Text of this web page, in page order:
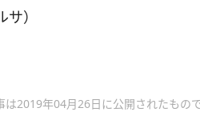
サ）
は2019年04月26日に公開されたもの